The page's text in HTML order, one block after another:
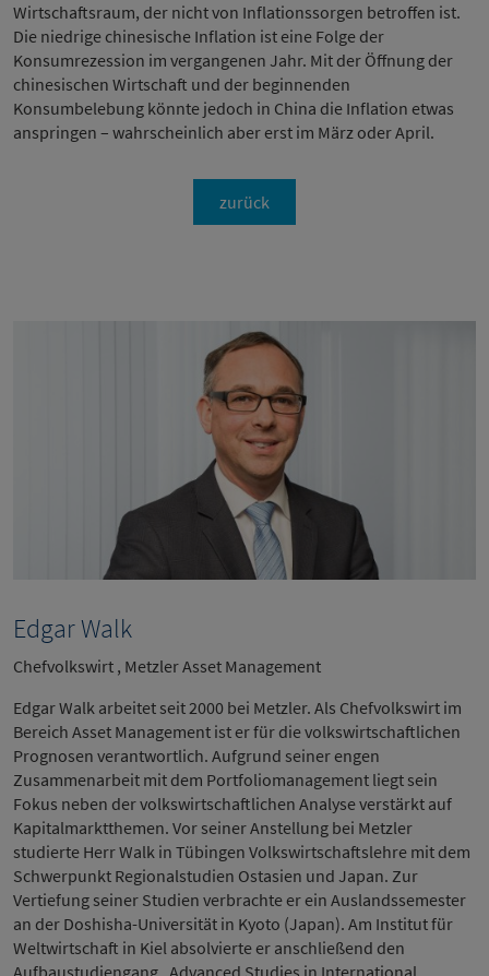
Wirtschaftsraum, der nicht von Inflationssorgen betroffen ist.
Die niedrige chinesische Inflation ist eine Folge der
Konsumrezession im vergangenen Jahr. Mit der Öffnung der
chinesischen Wirtschaft und der beginnenden
Konsumbelebung könnte jedoch in China die Inflation etwas
anspringen – wahrscheinlich aber erst im März oder April.
zurück
Edgar Walk
Chefvolkswirt , Metzler Asset Management
Edgar Walk arbeitet seit 2000 bei Metzler. Als Chefvolkswirt im
Bereich Asset Management ist er für die volkswirtschaftlichen
Prognosen verantwortlich. Aufgrund seiner engen
Zusammenarbeit mit dem Portfoliomanagement liegt sein
Fokus neben der volkswirtschaftlichen Analyse verstärkt auf
Kapitalmarktthemen. Vor seiner Anstellung bei Metzler
studierte Herr Walk in Tübingen Volkswirtschaftslehre mit dem
Schwerpunkt Regionalstudien Ostasien und Japan. Zur
Vertiefung seiner Studien verbrachte er ein Auslandssemester
an der Doshisha-Universität in Kyoto (Japan). Am Institut für
Weltwirtschaft in Kiel absolvierte er anschließend den